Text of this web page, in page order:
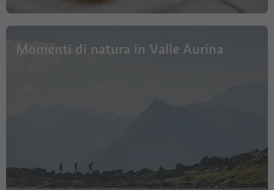
Momenti di natura in Valle Aurina